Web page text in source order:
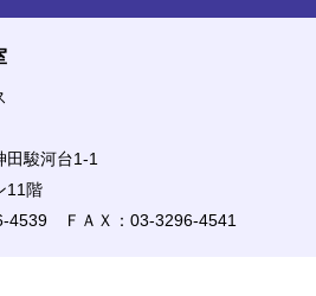
田駿河台1-1
11階
4539 ＦＡＸ：03-3296-4541